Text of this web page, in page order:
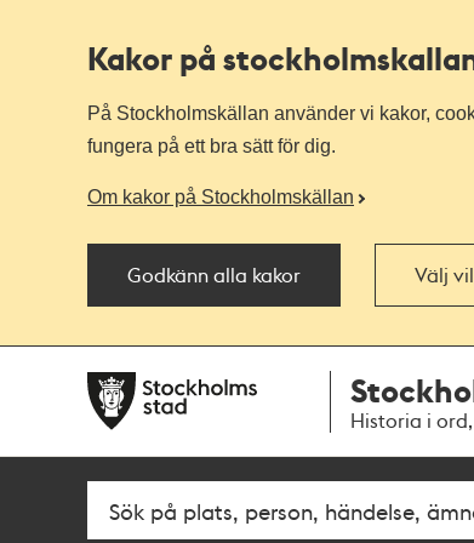
Kakor på
På Stockholmskällan använder vi kakor,
fungera på ett bra sätt för dig.
Om kakor på Stockholmskällan
Godkänn alla kakor Välj
navigationen
huvudinnehållet
Historia i
Fritextsök